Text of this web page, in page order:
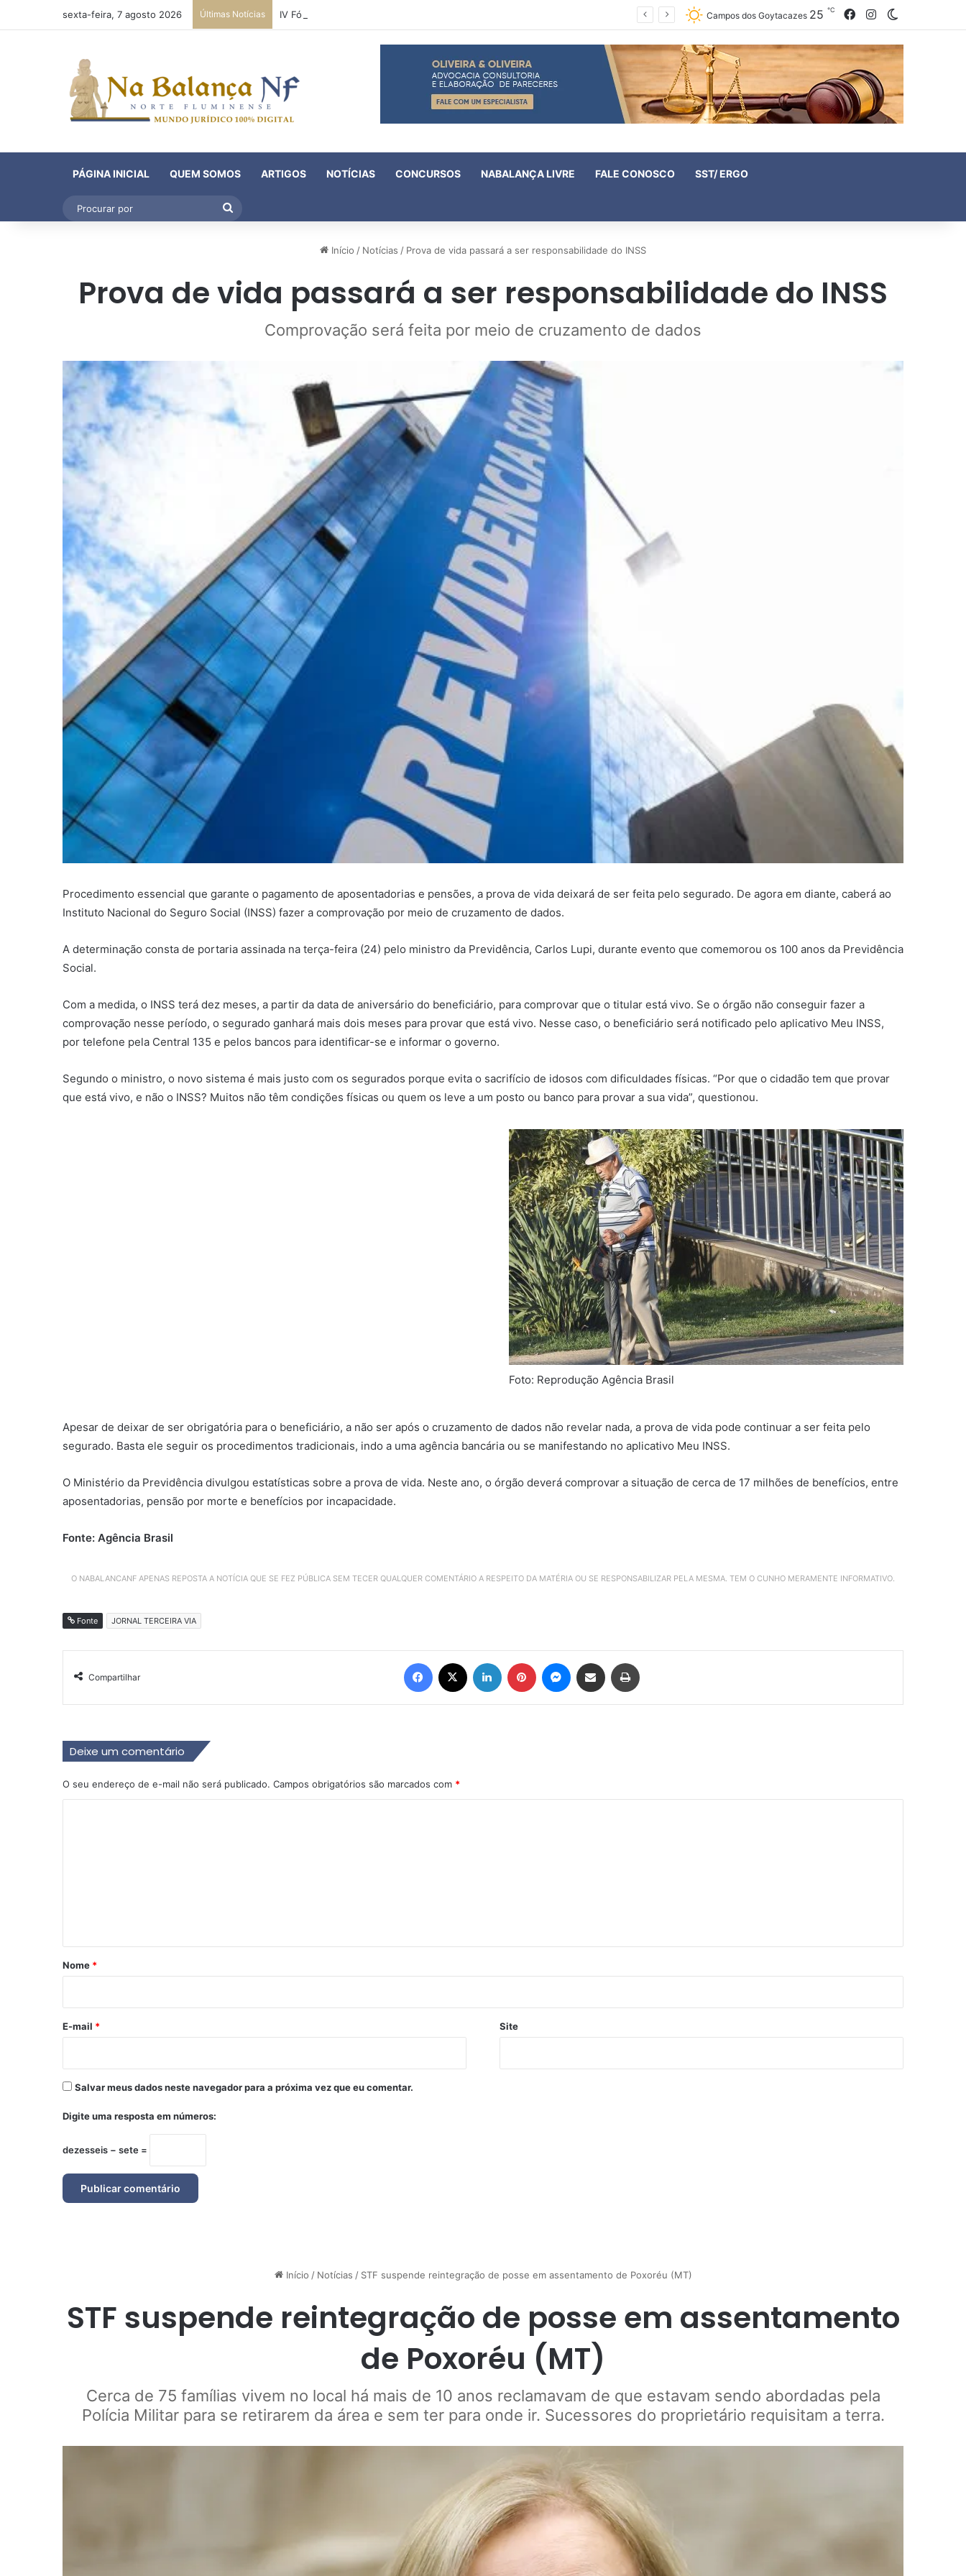
sexta-feira, 7 agosto 2026 Últimas Notícias Campos dos Goytacazes 25 ℃ FacebookInstagram
PÁGINA INICIAL QUEM SOMOS ARTIGOS NOTÍCIAS CONCURSOS NABALANÇA LIVRE FALE CONOSCO SST/ ERGO
Início / Notícias / Prova de vida passará a ser responsabilidade do INSS
Prova de vida passará a ser responsabilidade do INSS
Comprovação será feita por meio de cruzamento de dados
Procedimento essencial que garante o pagamento de aposentadorias e pensões, a prova de vida deixará de ser feita pelo segurado. De agora em diante, caberá ao
Instituto Nacional do Seguro Social (INSS) fazer a comprovação por meio de cruzamento de dados.
A determinação consta de portaria assinada na terça-feira (24) pelo ministro da Previdência, Carlos Lupi, durante evento que comemorou os 100 anos da Previdência
Social.
Com a medida, o INSS terá dez meses, a partir da data de aniversário do beneficiário, para comprovar que o titular está vivo. Se o órgão não conseguir fazer a
comprovação nesse período, o segurado ganhará mais dois meses para provar que está vivo. Nesse caso, o beneficiário será notificado pelo aplicativo Meu INSS,
por telefone pela Central 135 e pelos bancos para identificar-se e informar o governo.
Segundo o ministro, o novo sistema é mais justo com os segurados porque evita o sacrifício de idosos com dificuldades físicas. “Por que o cidadão tem que provar
que está vivo, e não o INSS? Muitos não têm condições físicas ou quem os leve a um posto ou banco para provar a sua vida”, questionou.
Foto: Reprodução Agência Brasil
Apesar de deixar de ser obrigatória para o beneficiário, a não ser após o cruzamento de dados não revelar nada, a prova de vida pode continuar a ser feita pelo
segurado. Basta ele seguir os procedimentos tradicionais, indo a uma agência bancária ou se manifestando no aplicativo Meu INSS.
O Ministério da Previdência divulgou estatísticas sobre a prova de vida. Neste ano, o órgão deverá comprovar a situação de cerca de 17 milhões de benefícios, entre
aposentadorias, pensão por morte e benefícios por incapacidade.
Fonte: Agência Brasil
O NABALANCANF APENAS REPOSTA A NOTÍCIA QUE SE FEZ PÚBLICA SEM TECER QUALQUER COMENTÁRIO A RESPEITO DA MATÉRIA OU SE RESPONSABILIZAR PELA MESMA. TEM O CUNHO MERAMENTE INFORMATIVO.
Fonte JORNAL TERCEIRA VIA
Compartilhar
Deixe um comentário
O seu endereço de e-mail não será publicado. Campos obrigatórios são marcados com *
r
*
Nome *
E-mail * Site
Salvar meus dados neste navegador para a próxima vez que eu comentar.
Digite uma resposta em números:
dezesseis − sete =